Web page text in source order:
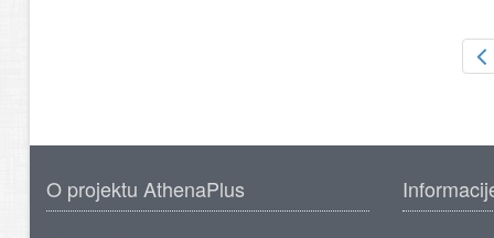
O projektu AthenaPlus